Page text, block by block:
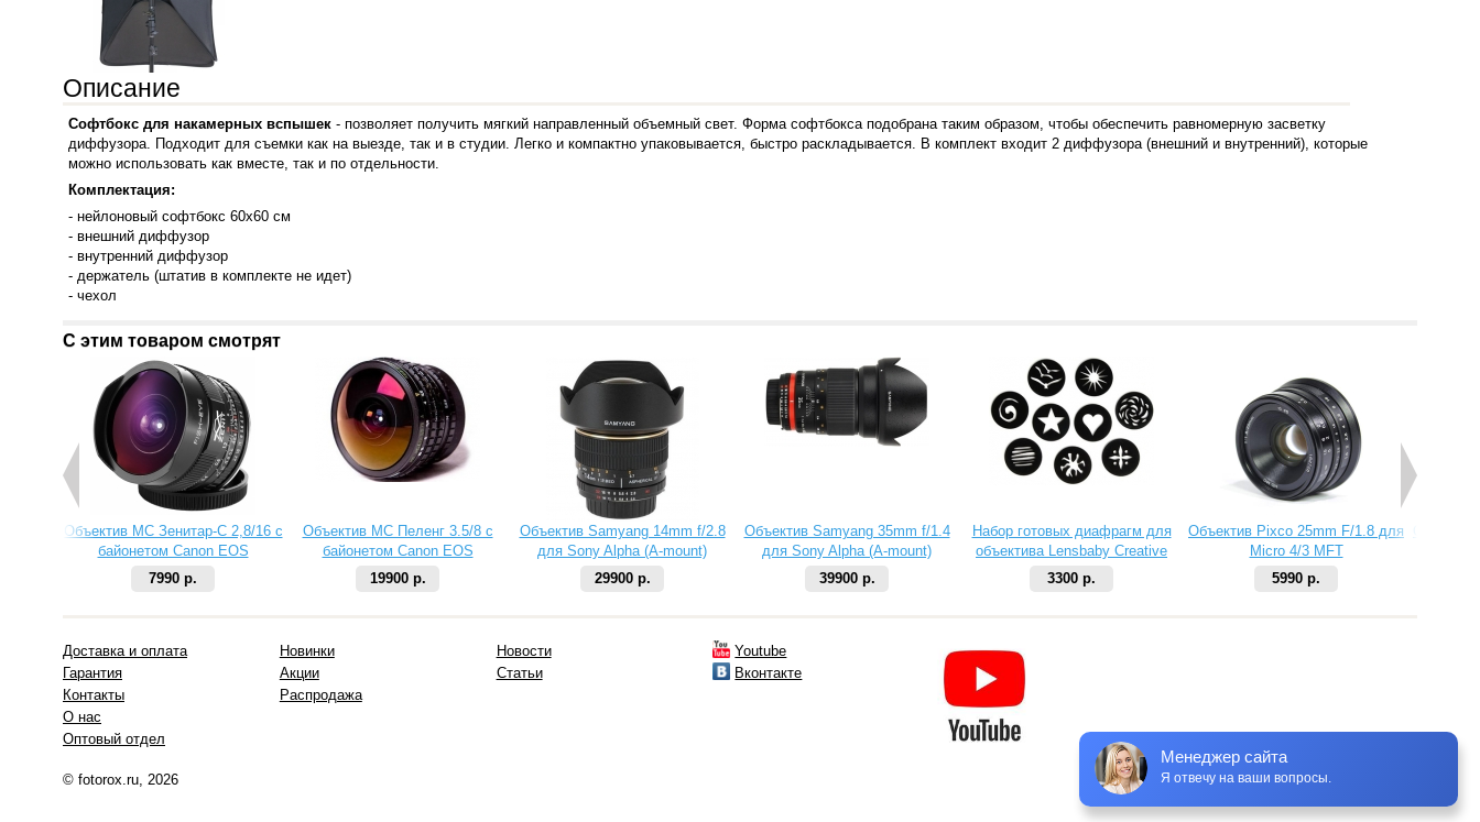
Описание
Софтбокс для накамерных вспышек - позволяет получить мягкий направленный объемный свет. Форма софтбокса подобрана таким образом, чтобы обеспечить равномерную засветку
диффузора. Подходит для съемки как на выезде, так и в студии. Легко и компактно упаковывается, быстро раскладывается. В комплект входит 2 диффузора (внешний и внутренний), которые
можно использовать как вместе, так и по отдельности.
Комплектация:
- нейлоновый софтбокс 60х60 см
- внешний диффузор
- внутренний диффузор
- держатель (штатив в комплекте не идет)
- чехол
С этим товаром смотрят
Объектив МС Зенитар-C 2,8/16 с
байонетом Canon EOS
7990 р.
Объектив МС Пеленг 3.5/8 с
байонетом Canon EOS
19900 р.
Объектив Samyang 14mm f/2.8
для Sony Alpha (A-mount)
29900 р.
Объектив Samyang 35mm f/1.4
для Sony Alpha (A-mount)
39900 р.
Набор готовых диафрагм для
объектива Lensbaby Creative
Aperture Kit 2
3300 р.
Объектив Pixco 25mm F/1.8 для
Micro 4/3 MFT
5990 р.
Доставка и оплата
Гарантия
Контакты
О нас
Оптовый отдел
Новинки
Акции
Распродажа
Новости
Статьи
Youtube
Вконтакте
© fotorox.ru, 2026
Менеджер сайта
Я отвечу на ваши вопросы.